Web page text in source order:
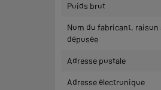
Poids brut
Nom du fabricant, raison
déposée
Adresse postale
Adresse électronique